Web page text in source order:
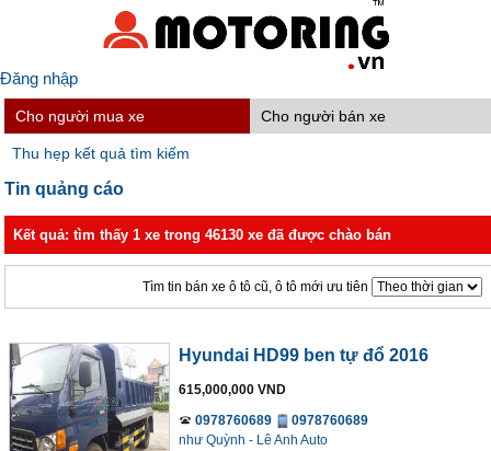
Đăng nhập
Cho người mua xe Cho người bán xe
Thu hẹp kết quả tìm kiếm
Tin quảng cáo
Kết quả: tìm thấy 1 xe trong 46130 xe đã được chào bán
Tìm tin bán xe ô tô cũ, ô tô mới ưu tiên
Hyundai HD99 ben tự đổ 2016
615,000,000 VND
0978760689
0978760689
như Quỳnh - Lê Anh Auto